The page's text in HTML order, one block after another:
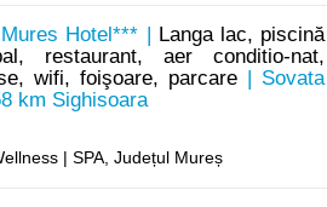
Hotel*** |
Langa lac, piscină
restaurant, aer conditio-nat,
wifi, foişoare, parcare | Sovata
km Sighisoara
| SPA, Județul Mureș